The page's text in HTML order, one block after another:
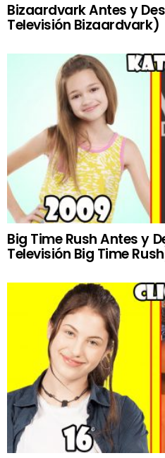
Bizaardvark Antes y
Televisión Bizaardvark)
Big Time Rush Antes y
Televisión Big Time